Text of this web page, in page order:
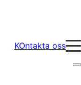
KOntakta oss